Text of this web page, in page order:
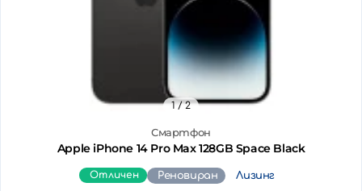
Смартфон
Apple iPhone 14 Pro Max 128GB Space Black
1/ 2
Отличен Реновиран Лизинг